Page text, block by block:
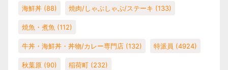
海鮮丼 (88) 焼肉/しゃぶしゃぶ/ステーキ (133)
焼魚・煮魚 (112)
牛丼・海鮮丼・丼物/カレー専門店 (132) 特派員 (4924)
秋葉原 (90) 稲荷町 (232)